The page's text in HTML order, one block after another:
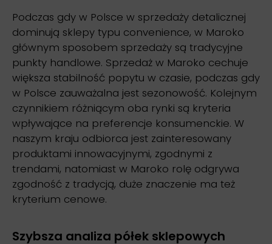
Podczas gdy w Polsce w sprzedaży detalicznej
dominują sklepy typu convenience, w Maroko
głównym sposobem sprzedaży są tradycyjne
punkty handlowe. Sprzedaż w Maroko cechuje
większa stabilność popytu w czasie, podczas gdy
w Polsce zauważalna jest sezonowość. Kolejnym
czynnikiem różniącym oba rynki są kryteria
wpływające na preferencje konsumenckie. W
naszym kraju odbiorca jest zainteresowany
produktami innowacyjnymi, zgodnymi z
trendami, natomiast w Maroko rolę odgrywa
zgodność z tradycją, duże znaczenie ma też
kryterium cenowe.
Szybsza analiza półek sklepowych